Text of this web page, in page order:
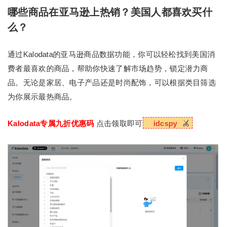
哪些商品在亚马逊上热销？美国人都喜欢买什
么？
通过Kalodata的亚马逊商品数据功能，你可以轻松找到美国消
费者最喜欢的商品，帮助你快速了解市场趋势，锁定潜力商
品。无论是家居、电子产品还是时尚配饰，可以根据类目筛选
为你展示最热商品。
Kalodata专属九折优惠码 点击领取即可 idcspy